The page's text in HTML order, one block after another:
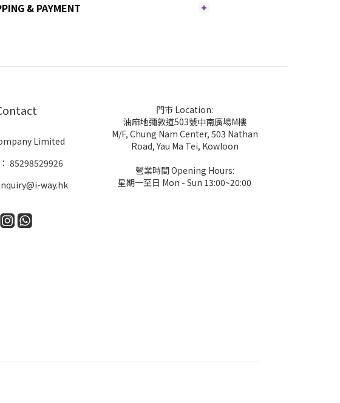
& PAYMENT
Limited
85298529926
way.hk
門市 Location:
油麻地彌敦道503號中南廣場M樓
M/F, Chung Nam Center, 503 Nathan
Road, Yau Ma Tei, Kowloon
營業時間 Opening Hours:
星期一至日 Mon - Sun 13:00~20:00